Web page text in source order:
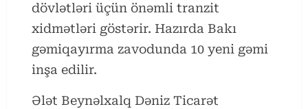
dövlətləri üçün önəmli tranzit
xidmətləri göstərir. Hazırda Bakı
gəmiqayırma zavodunda 10 yeni gəmi
inşa edilir.
Ələt Beynəlxalq Dəniz Ticarət